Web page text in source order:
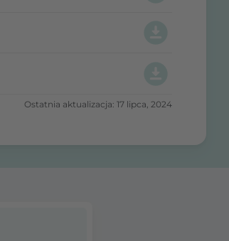
Ostatnia aktualizacja: 17 lipca, 2024